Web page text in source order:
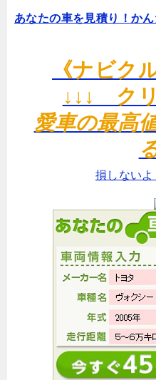
あなたの車を見積り！か
《ナビク
↓↓↓ ク
愛車の最高
損しない